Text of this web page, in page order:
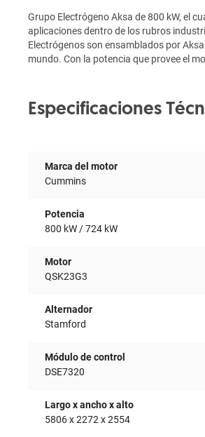
Grupo Electrógeno Aksa de 800 kW, el
aplicaciones dentro de los rubros
Electrógenos son ensamblados por
mundo. Con la potencia que provee el
Especificaciones
Marca del motor
Cummins
Potencia
800 kW / 724 kW
Motor
QSK23G3
Alternador
Stamford
Módulo de control
DSE7320
Largo x ancho x alto
5806 x 2272 x 2554